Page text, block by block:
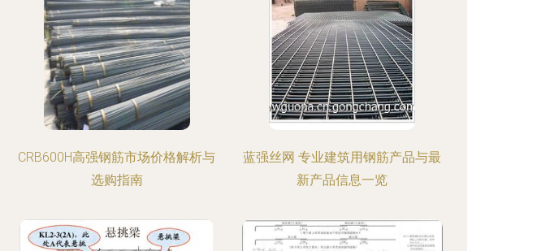
CRB600H高强钢筋市场价格解析与
选购指南
蓝强丝网 专业建筑用钢筋产品与最
新产品信息一览